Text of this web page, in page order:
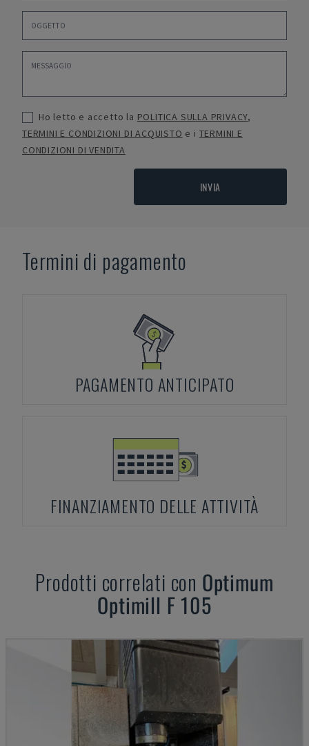
Ho letto e accetto la POLITICA SULLA PRIVACY,
TERMINI E CONDIZIONI DI ACQUISTO e i TERMINI E
CONDIZIONI DI VENDITA
INVIA
Termini di pagamento
PAGAMENTO ANTICIPATO
FINANZIAMENTO DELLE ATTIVITÀ
Prodotti correlati con Optimum
Optimill F 105